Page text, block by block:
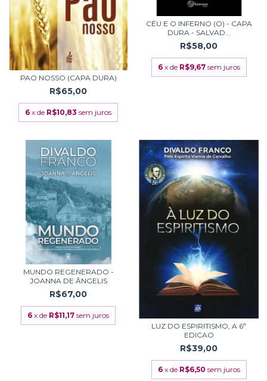
PAO NOSSO (CAPA DURA)
R$65,00
6 x de R$10,83 sem juros
CÉU E O INFERNO (O) - CAPA
DURA - SALVAD...
R$58,00
6 x de R$9,67 sem juros
MUNDO REGENERADO -
JOANNA DE ÂNGELIS
R$67,00
6 x de R$11,17 sem juros
LUZ DO ESPIRITISMO, A 6ª
EDICAO
R$39,00
6 x de R$6,50 sem juros